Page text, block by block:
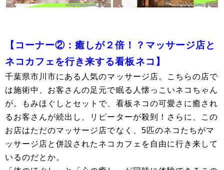
【コーナー②：癒しが２倍！？マッサージ店と
ネコカフェを行き来する看板ネコ】
千葉県市川市にある人気のマッサージ店。こちらの店で
は施術中、お客さんの足元で眠る人懐っこいネコちゃん
が。もみほぐしとセットで、看板ネコの可愛さに癒され
るお客さんが続出し、リピーターが殺到！さらに、この
お店はただのマッサージ店でなく、5匹のネコたちがマ
ッサージ店と併設されたネコカフェを自由に行き来して
いるのだとか。